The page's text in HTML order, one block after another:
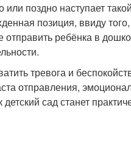
или поздно наступает
позиция, ввиду
ребёнка в
тревога и
отправления,
сад станет